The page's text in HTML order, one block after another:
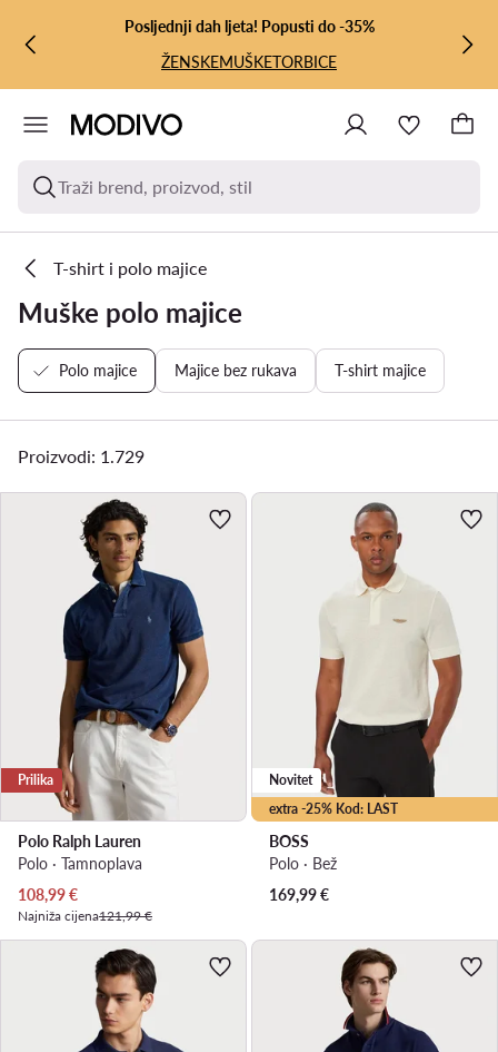
PRIJEĐI NA GLAVNI SADRŽAJ
PRIJEĐI NA PRETRAŽIVANJE
Posljednji dah ljeta! Popusti do -35%
ŽENSKEMUŠKETORBICE
Traži brend, proizvod, stil
T-shirt i polo majice
Muške polo majice
Polo majice Majice bez rukava T-shirt majice
Proizvodi: 1.729
Prilika
Polo Ralph Lauren
Polo · Tamnoplava
Trenutna cijena
108,99€
Najniža cijena121,99 €
extra -25% Kod: LAST
Novitet
BOSS
Polo · Bež
169,99€